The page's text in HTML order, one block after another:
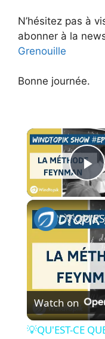
N’hésitez pas à
abonner à la
Grenouille
Bonne journée.
Watch on
💡QU'EST-CE